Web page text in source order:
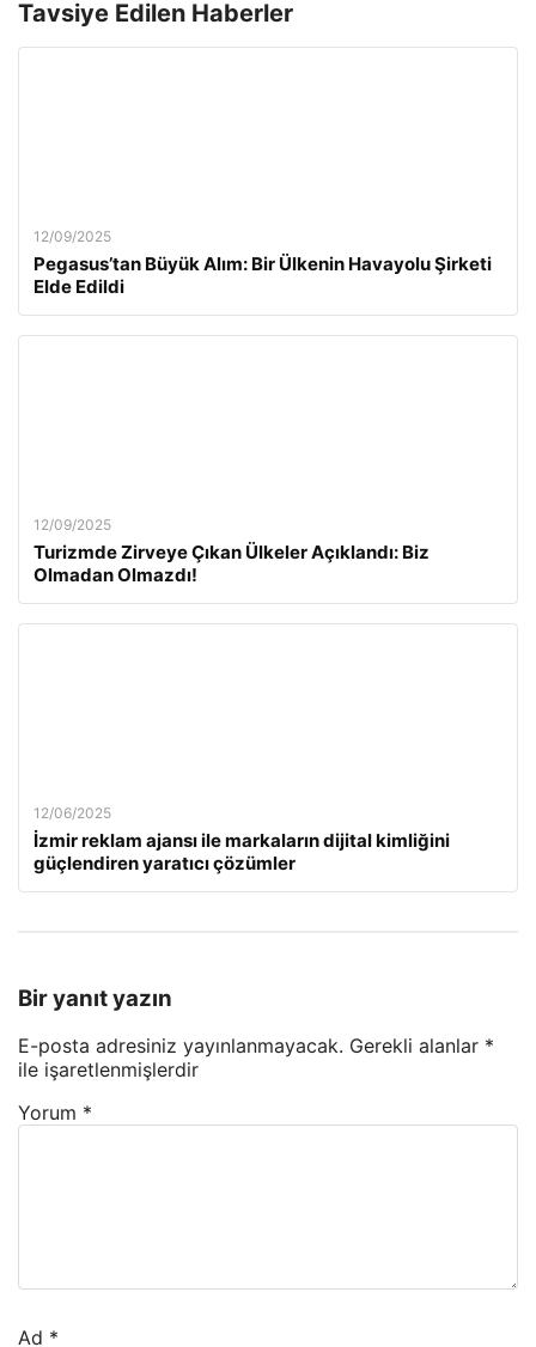
Tavsiye Edilen Haberler
12/09/2025
Pegasus’tan Büyük Alım: Bir Ülkenin Havayolu Şirketi
Elde Edildi
12/09/2025
Turizmde Zirveye Çıkan Ülkeler Açıklandı: Biz
Olmadan Olmazdı!
12/06/2025
İzmir reklam ajansı ile markaların dijital kimliğini
güçlendiren yaratıcı çözümler
Bir yanıt yazın
E-posta adresiniz yayınlanmayacak. Gerekli alanlar *
ile işaretlenmişlerdir
Yorum *
Ad *